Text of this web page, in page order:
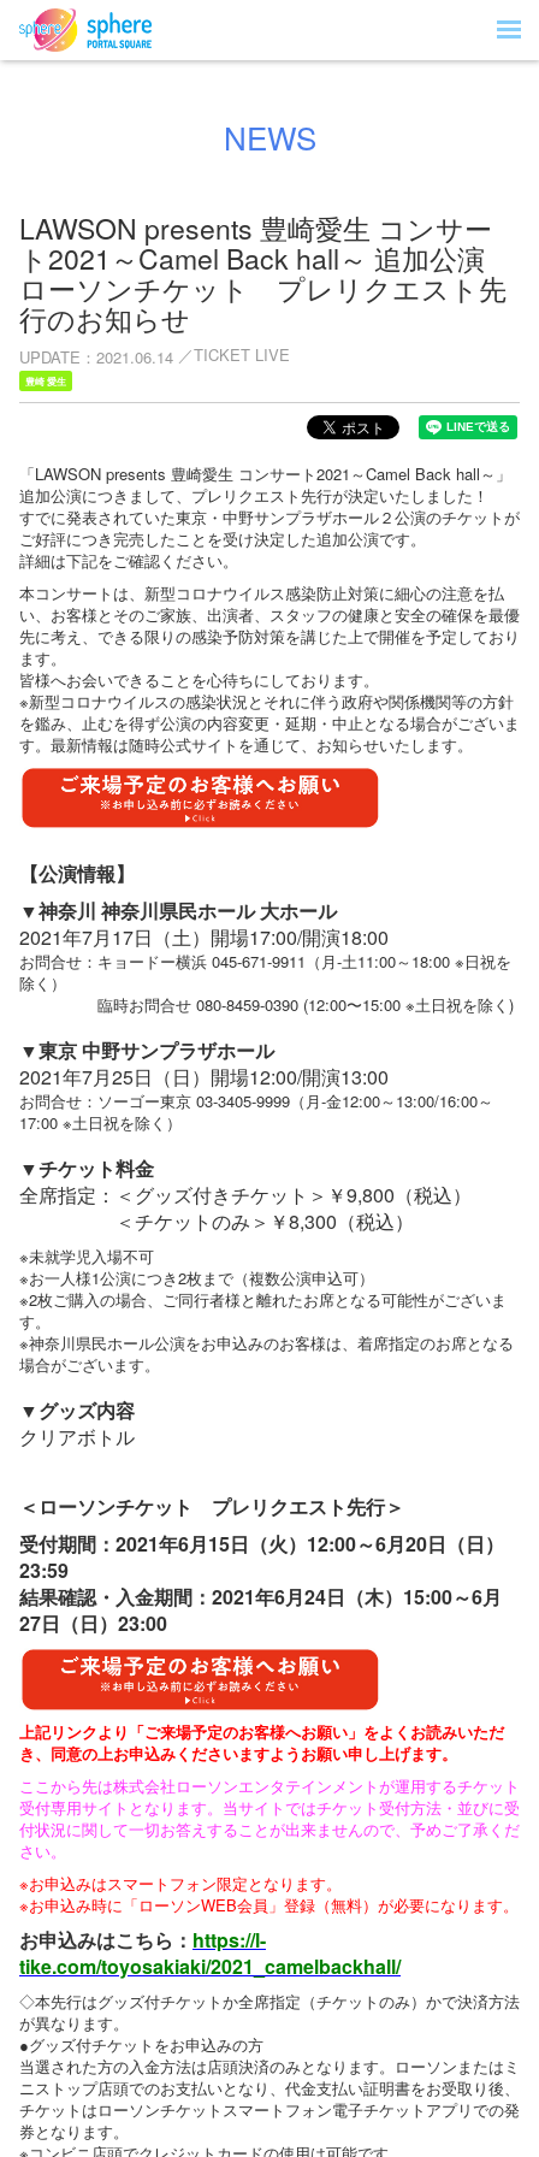
NEWS
LAWSON presents 豊崎愛生 コンサー
ト2021～Camel Back hall～ 追加公演
ローソンチケット プレリクエスト先
行のお知らせ
UPDATE 2021.06.14 TICKET LIVE
豊崎 愛生
「LAWSON presents 豊崎愛生 コンサート2021～Camel Back hall～」
追加公演につきまして、プレリクエスト先行が決定いたしました！
すでに発表されていた東京・中野サンプラザホール２公演のチケットが
ご好評につき完売したことを受け決定した追加公演です。
詳細は下記をご確認ください。
本コンサートは、新型コロナウイルス感染防止対策に細心の注意を払
い、お客様とそのご家族、出演者、スタッフの健康と安全の確保を最優
先に考え、できる限りの感染予防対策を講じた上で開催を予定しており
ます。
皆様へお会いできることを心待ちにしております。
※新型コロナウイルスの感染状況とそれに伴う政府や関係機関等の方針
を鑑み、止むを得ず公演の内容変更・延期・中止となる場合がございま
す。最新情報は随時公式サイトを通じて、お知らせいたします。
【公演情報】
▼神奈川 神奈川県民ホール 大ホール
2021年7月17日（土）開場17:00/開演18:00
お問合せ：キョードー横浜 045-671-9911（月-土11:00～18:00 ※日祝を
除く）
臨時お問合せ 080-8459-0390 (12:00〜15:00 ※土日祝を除く)
▼東京 中野サンプラザホール
2021年7月25日（日）開場12:00/開演13:00
お問合せ：ソーゴー東京 03-3405-9999（月-金12:00～13:00/16:00～
17:00 ※土日祝を除く）
▼チケット料金
全席指定：＜グッズ付きチケット＞￥9,800（税込）
＜チケットのみ＞￥8,300（税込）
※未就学児入場不可
※お一人様1公演につき2枚まで（複数公演申込可）
※2枚ご購入の場合、ご同行者様と離れたお席となる可能性がございま
す。
※神奈川県民ホール公演をお申込みのお客様は、着席指定のお席となる
場合がございます。
▼グッズ内容
クリアボトル
＜ローソンチケット プレリクエスト先行＞
受付期間：2021年6月15日（火）12:00～6月20日（日）
23:59
結果確認・入金期間：2021年6月24日（木）15:00～6月
27日（日）23:00
上記リンクより「ご来場予定のお客様へお願い」をよくお読みいただ
き、同意の上お申込みくださいますようお願い申し上げます。
ここから先は株式会社ローソンエンタテインメントが運用するチケット
受付専用サイトとなります。当サイトではチケット受付方法・並びに受
付状況に関して一切お答えすることが出来ませんので、予めご了承くだ
さい。
※お申込みはスマートフォン限定となります。
※お申込み時に「ローソンWEB会員」登録（無料）が必要になります。
お申込みはこちら： https://l-
tike.com/toyosakiaki/2021_camelbackhall/
◇本先行はグッズ付チケットか全席指定（チケットのみ）かで決済方法
が異なります。
●グッズ付チケットをお申込みの方
当選された方の入金方法は店頭決済のみとなります。ローソンまたはミ
ニストップ店頭でのお支払いとなり、代金支払い証明書をお受取り後、
チケットはローソンチケットスマートフォン電子チケットアプリでの発
券となります。